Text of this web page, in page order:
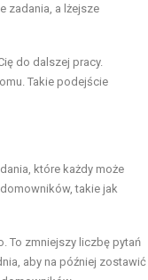
zadania, a lżejsze
do dalszej pracy.
Takie podejście
które każdy może
takie jak
To zmniejszy liczbę pytań
aby na później zostawić